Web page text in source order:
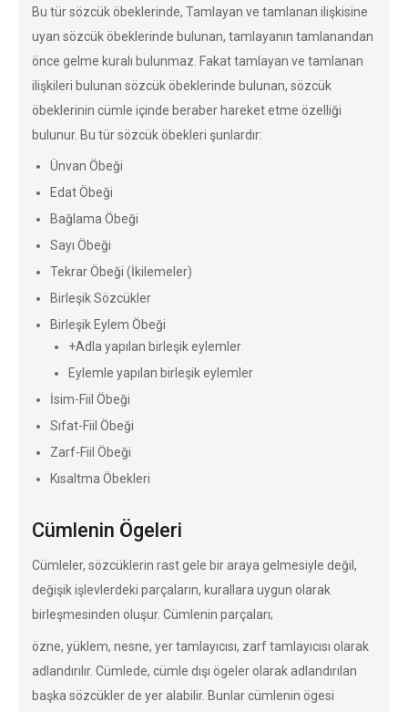
Bu tür sözcük öbeklerinde, Tamlayan ve tamlanan ilişkisine
uyan sözcük öbeklerinde bulunan, tamlayanın tamlanandan
önce gelme kuralı bulunmaz. Fakat tamlayan ve tamlanan
ilişkileri bulunan sözcük öbeklerinde bulunan, sözcük
öbeklerinin cümle içinde beraber hareket etme özelliği
bulunur. Bu tür sözcük öbekleri şunlardır:
Ünvan Öbeği
Edat Öbeği
Bağlama Öbeği
Sayı Öbeği
Tekrar Öbeği (İkilemeler)
Birleşik Sözcükler
Birleşik Eylem Öbeği
+Adla yapılan birleşik eylemler
Eylemle yapılan birleşik eylemler
İsim-Fiil Öbeği
Sıfat-Fiil Öbeği
Zarf-Fiil Öbeği
Kısaltma Öbekleri
Cümlenin Ögeleri
Cümleler, sözcüklerin rast gele bir araya gelmesiyle değil,
değişik işlevlerdeki parçaların, kurallara uygun olarak
birleşmesinden oluşur. Cümlenin parçaları;
özne, yüklem, nesne, yer tamlayıcısı, zarf tamlayıcısı olarak
adlandırılır. Cümlede, cümle dışı ögeler olarak adlandırılan
başka sözcükler de yer alabilir. Bunlar cümlenin ögesi